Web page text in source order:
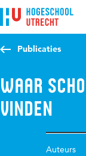
Direct naar de
Direct naar de
Direct naar de
Publicaties
Waar
vinden
Auteurs